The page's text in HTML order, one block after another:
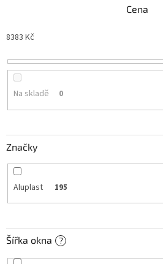
p
o
ů
Cena
8383 Kč
Na skladě 0
Značky
Aluplast 195
Šířka okna ?